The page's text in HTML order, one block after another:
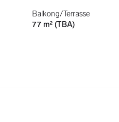
Balkong/Terrasse
77 m² (TBA)